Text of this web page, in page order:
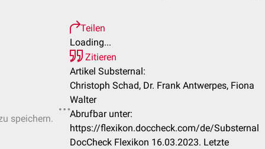
speichern.
Teilen
Loading...
Zitieren
Artikel Substernal:
Christoph Schad, Dr. Frank Antwerpes, Fiona
Walter
Abrufbar unter:
https://flexikon.doccheck.com/de/Substernal
DocCheck Flexikon 16.03.2023. Letzte